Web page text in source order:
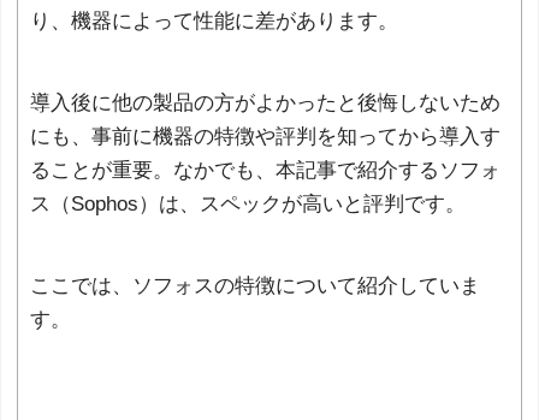
り、機器によって性能に差があります。
導入後に他の製品の方がよかったと後悔しないため
にも、事前に機器の特徴や評判を知ってから導入す
ることが重要。なかでも、本記事で紹介するソフォ
ス（Sophos）は、スペックが高いと評判です。
ここでは、ソフォスの特徴について紹介していま
す。